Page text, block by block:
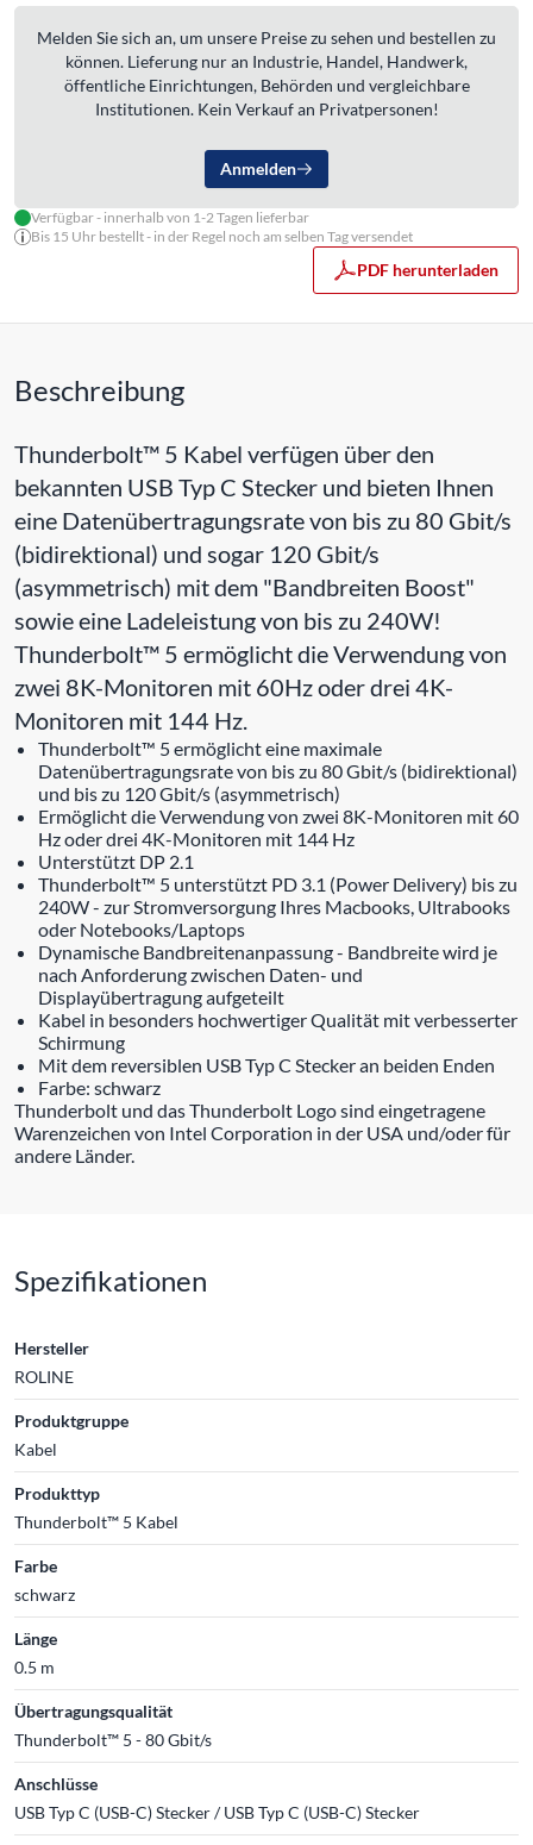
Melden Sie sich an, um unsere Preise zu sehen und bestellen zu
können. Lieferung nur an Industrie, Handel, Handwerk,
öffentliche Einrichtungen, Behörden und vergleichbare
Institutionen. Kein Verkauf an Privatpersonen!
Anmelden
Verfügbar - innerhalb von 1-2 Tagen lieferbar
Bis 15 Uhr bestellt - in der Regel noch am selben Tag versendet
PDF herunterladen
Beschreibung
Thunderbolt™ 5 Kabel verfügen über den
bekannten USB Typ C Stecker und bieten Ihnen
eine Datenübertragungsrate von bis zu 80 Gbit/s
(bidirektional) und sogar 120 Gbit/s
(asymmetrisch) mit dem "Bandbreiten Boost"
sowie eine Ladeleistung von bis zu 240W!
Thunderbolt™ 5 ermöglicht die Verwendung von
zwei 8K-Monitoren mit 60Hz oder drei 4K-
Monitoren mit 144 Hz.
Thunderbolt™ 5 ermöglicht eine maximale
Datenübertragungsrate von bis zu 80 Gbit/s (bidirektional)
und bis zu 120 Gbit/s (asymmetrisch)
Ermöglicht die Verwendung von zwei 8K-Monitoren mit 60
Hz oder drei 4K-Monitoren mit 144 Hz
Unterstützt DP 2.1
Thunderbolt™ 5 unterstützt PD 3.1 (Power Delivery) bis zu
240W - zur Stromversorgung Ihres Macbooks, Ultrabooks
oder Notebooks/Laptops
Dynamische Bandbreitenanpassung - Bandbreite wird je
nach Anforderung zwischen Daten- und
Displayübertragung aufgeteilt
Kabel in besonders hochwertiger Qualität mit verbesserter
Schirmung
Mit dem reversiblen USB Typ C Stecker an beiden Enden
Farbe: schwarz
Thunderbolt und das Thunderbolt Logo sind eingetragene
Warenzeichen von Intel Corporation in der USA und/oder für
andere Länder.
Spezifikationen
Hersteller
ROLINE
Produktgruppe
Kabel
Produkttyp
Thunderbolt™ 5 Kabel
Farbe
schwarz
Länge
0.5 m
Übertragungsqualität
Thunderbolt™ 5 - 80 Gbit/s
Anschlüsse
USB Typ C (USB-C) Stecker / USB Typ C (USB-C) Stecker